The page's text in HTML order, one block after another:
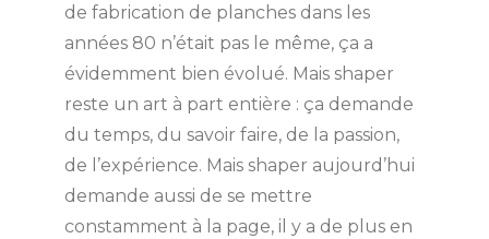
de fabrication de planches dans les
années 80 n’était pas le même, ça a
évidemment bien évolué. Mais shaper
reste un art à part entière : ça demande
du temps, du savoir faire, de la passion,
de l’expérience. Mais shaper aujourd’hui
demande aussi de se mettre
constamment à la page, il y a de plus en